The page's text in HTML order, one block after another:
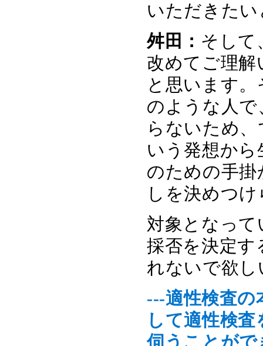
いただきた
舛田： そして
改めてご理
と思います
のような人
らないため
いう発想か
のための手
しを決めつ
対象となっ
採否を決定す
れないで欲
---適性検査の
して適性検
伺うことが